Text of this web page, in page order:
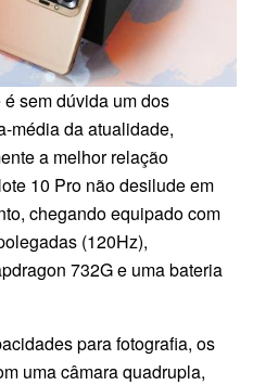
sem dúvida um dos
média da atualidade,
a melhor relação
10 Pro não desilude em
chegando equipado com
(120Hz),
732G e uma bateria
para fotografia, os
uma câmara quadrupla,